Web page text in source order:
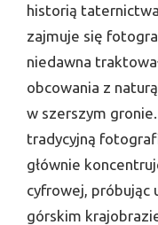
historią
zajmuje się
niedawna
obcowania z
w szerszym
tradycyjną
głównie
cyfrowej, próbując
górskim